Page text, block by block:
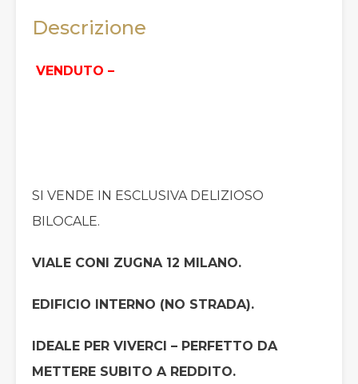
Descrizione
VENDUTO –
SI VENDE IN ESCLUSIVA DELIZIOSO
BILOCALE.
VIALE CONI ZUGNA 12 MILANO.
EDIFICIO INTERNO (NO STRADA).
IDEALE PER VIVERCI – PERFETTO DA
METTERE SUBITO A REDDITO.